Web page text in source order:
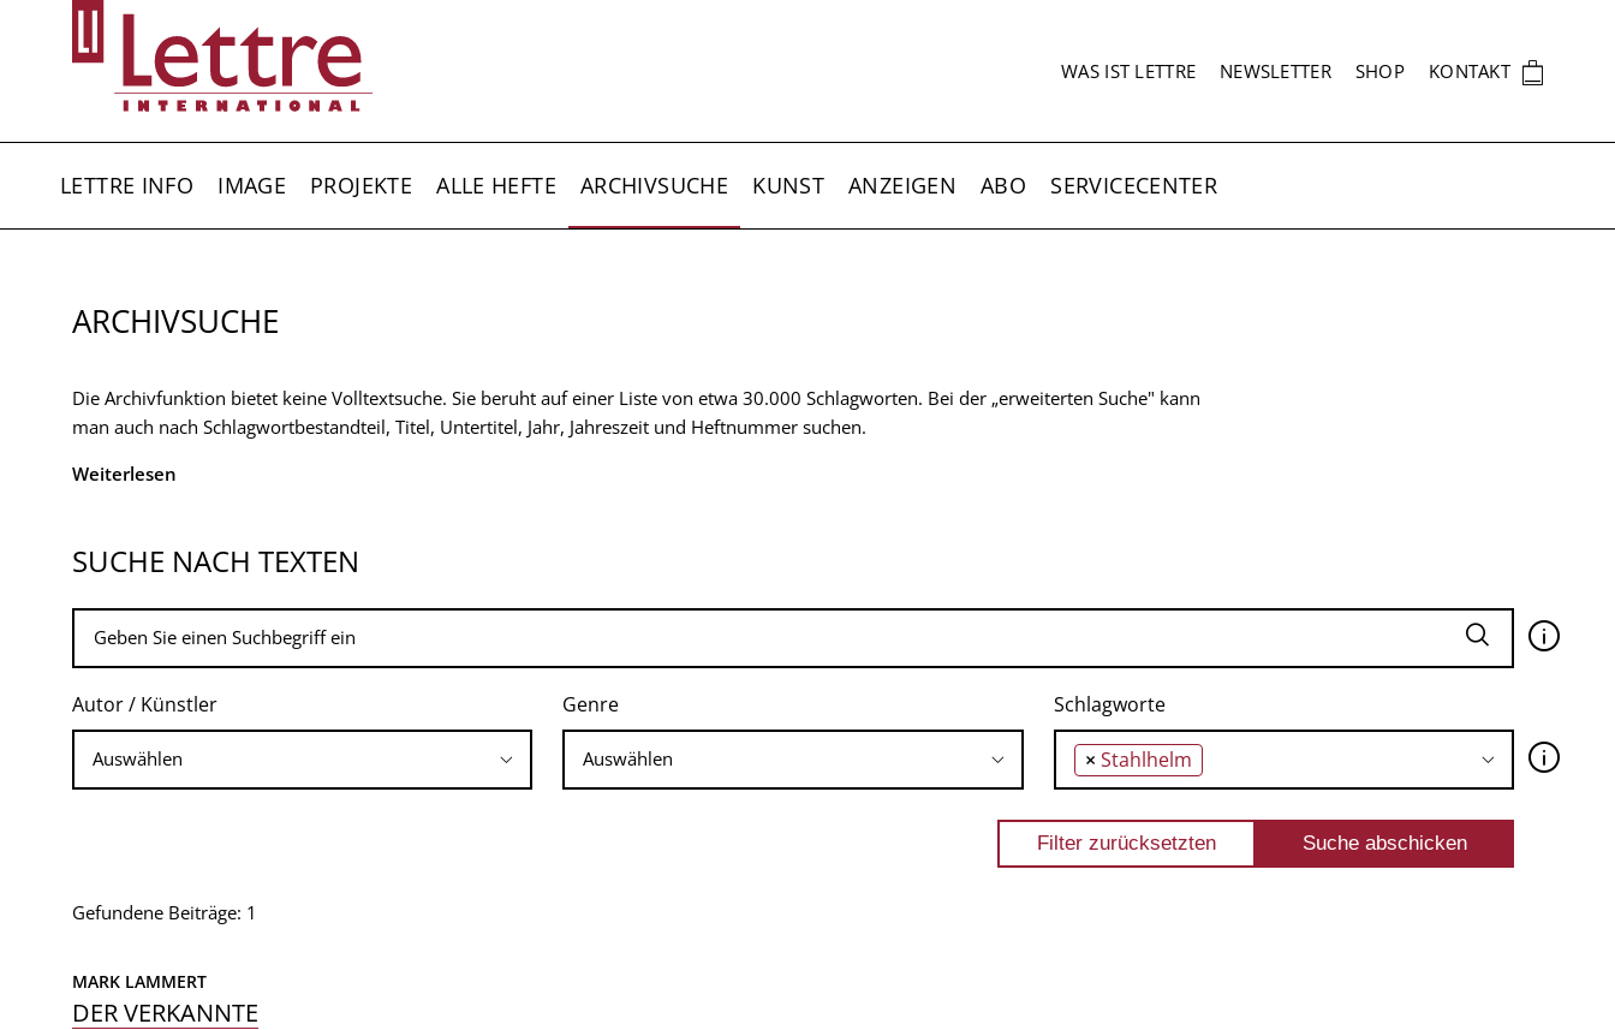
SEKUNDÄRNAVIGATION
WAS IST LETTRE NEWSLETTER SHOP KONTAKT 🛍
LETTRE INFO IMAGE PROJEKTE ALLE HEFTE ARCHIVSUCHE KUNST ANZEIGEN ABO SERVICECENTER
ARCHIVSUCHE
Die Archivfunktion bietet keine Volltextsuche. Sie beruht auf einer Liste von etwa 30.000 Schlagworten. Bei der „erweiterten Suche" kann
man auch nach Schlagwortbestandteil, Titel, Untertitel, Jahr, Jahreszeit und Heftnummer suchen.
Weiterlesen
SUCHE NACH TEXTEN
🛈
Autor / Künstler Genre Schlagworte
× Stahlhelm 🛈
Gefundene Beiträge: 1
MARK LAMMERT
DER VERKANNTE